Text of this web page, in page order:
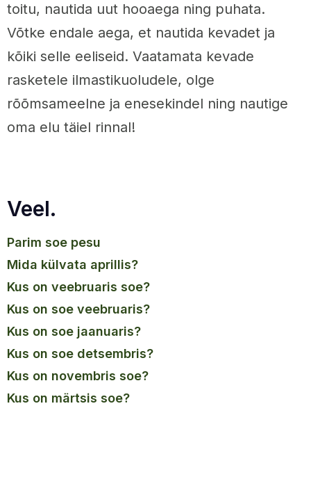
toitu, nautida uut hooaega ning puhata.
Võtke endale aega, et nautida kevadet ja
kõiki selle eeliseid. Vaatamata kevade
rasketele ilmastikuoludele, olge
rõõmsameelne ja enesekindel ning nautige
oma elu täiel rinnal!
Veel.
parim soe pesu
mida külvata aprillis?
kus on veebruaris soe?
kus on soe veebruaris?
kus on soe jaanuaris?
kus on soe detsembris?
kus on novembris soe?
kus on märtsis soe?